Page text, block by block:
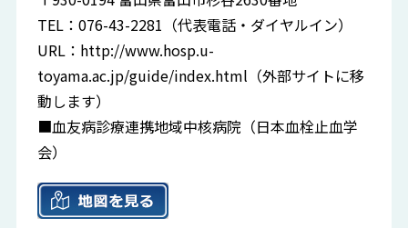
TEL：076-43-2281（代表電話・ダイヤルイン）
URL： http://www.hosp.u-
toyama.ac.jp/guide/index.html （外部サイトに移
動します）
■血友病診療連携地域中核病院（日本血栓止血学
会）